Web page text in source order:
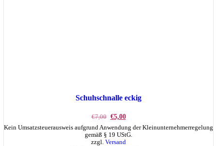
Schuhschnalle eckig
€7,00 Ursprünglicher
Preis
war:
€7,00
€5,00Aktueller
Preis
ist:
€5,00.
Kein Umsatzsteuerausweis aufgrund Anwendung der Kleinunternehmerregelung
gemäß § 19 UStG.
zzgl. Versand